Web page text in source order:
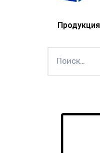
Продукция